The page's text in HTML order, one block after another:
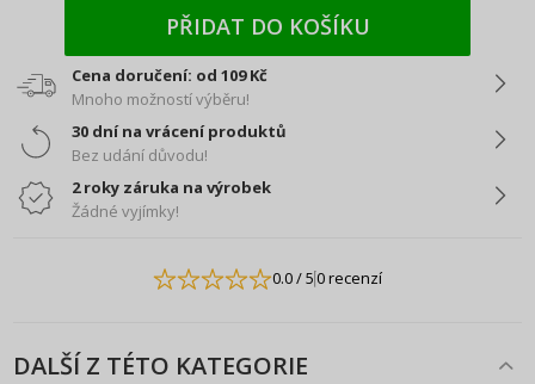
PŘIDAT DO KOŠÍKU
Cena doručení: od 109 Kč
Mnoho možností výběru!
30 dní na vrácení produktů
Bez udání důvodu!
2 roky záruka na výrobek
Žádné vyjímky!
0.0/ 50 recenzí
DALŠÍ Z TÉTO KATEGORIE